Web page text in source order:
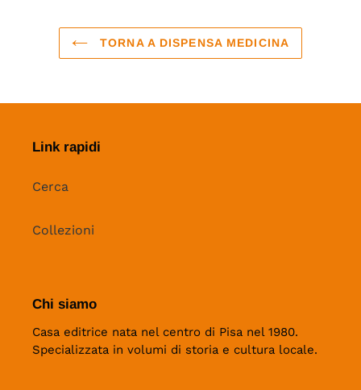
TORNA A DISPENSA MEDICINA
Link rapidi
Cerca
Collezioni
Chi siamo
Casa editrice nata nel centro di Pisa nel 1980.
Specializzata in volumi di storia e cultura locale.